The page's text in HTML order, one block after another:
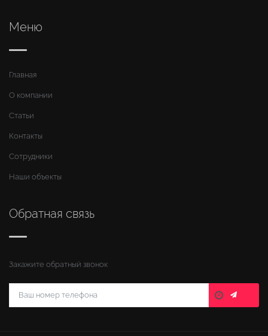
Меню
Главная
О компании
Статьи
Контакты
Сотрудники
Наши объекты
Обратная связь
Закажите обратный звонок